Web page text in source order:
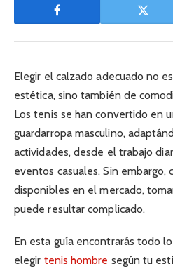
Elegir el calzado adecuado no
estética, sino también de
Los tenis se han convertido en
guardarropa masculino,
actividades, desde el trabajo
eventos casuales. Sin embargo,
disponibles en el mercado,
puede resultar complicado.
En esta guía encontrarás todo
elegir tenis hombre según tu